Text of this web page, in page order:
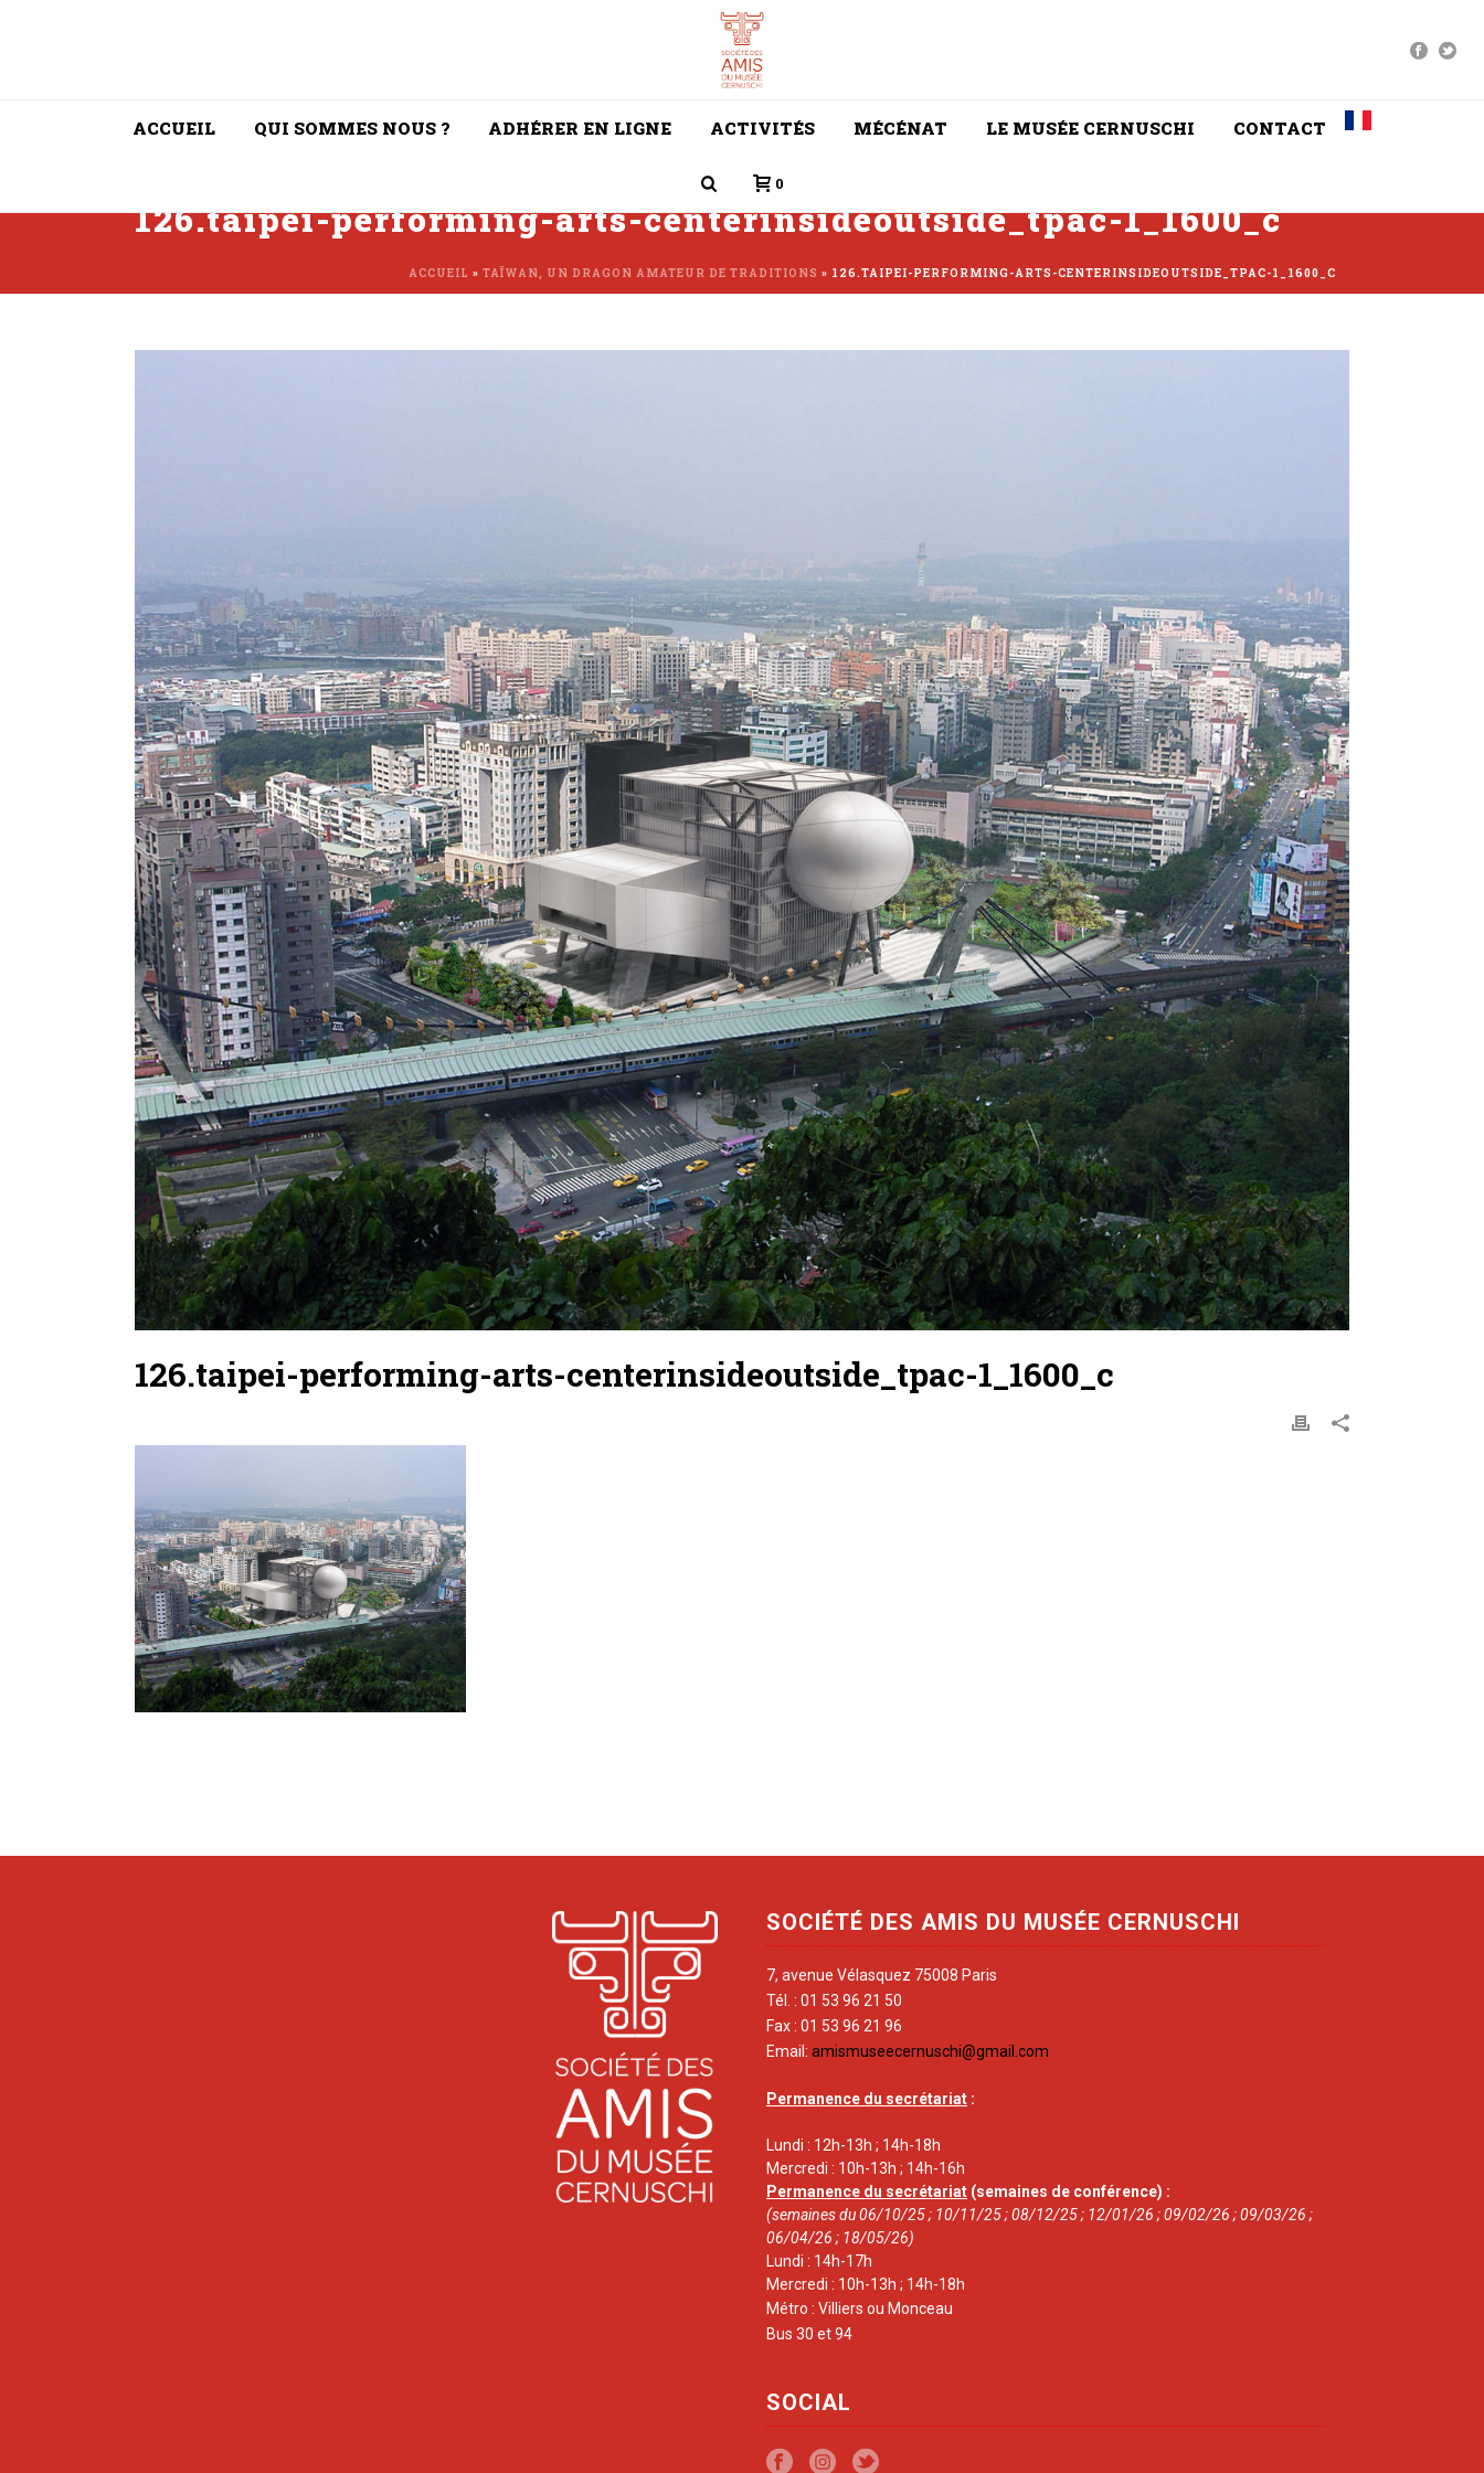
ACCUEIL QUI SOMMES NOUS ? ADHÉRER EN LIGNE ACTIVITÉS MÉCÉNAT LE MUSÉE CERNUSCHI CONTACT
0
126.taipei-performing-arts-centerinsideoutside_tpac-1_1600_c
ACCUEIL » TAÏWAN, UN DRAGON AMATEUR DE TRADITIONS » 126.TAIPEI-PERFORMING-ARTS-CENTERINSIDEOUTSIDE_TPAC-1_1600_C
126.taipei-performing-arts-centerinsideoutside_tpac-1_1600_c
SOCIÉTÉ DES AMIS DU MUSÉE CERNUSCHI
7, avenue Vélasquez 75008 Paris
Tél. : 01 53 96 21 50
Fax : 01 53 96 21 96
Email: amismuseecernuschi@gmail.com
Permanence du secrétariat :
Lundi : 12h-13h ; 14h-18h
Mercredi : 10h-13h ; 14h-16h
Permanence du secrétariat (semaines de conférence) :
(semaines du 06/10/25 ; 10/11/25 ; 08/12/25 ; 12/01/26 ; 09/02/26 ; 09/03/26 ;
06/04/26 ; 18/05/26)
Lundi : 14h-17h
Mercredi : 10h-13h ; 14h-18h
Métro : Villiers ou Monceau
Bus 30 et 94
SOCIAL